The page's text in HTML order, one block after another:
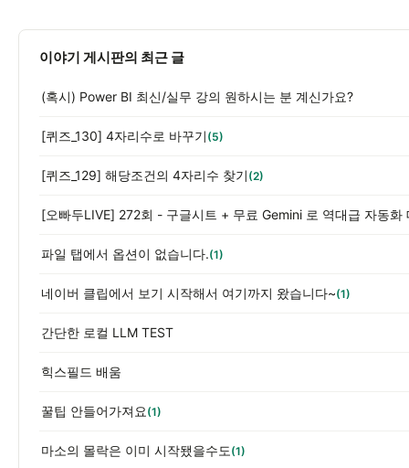
이야기 게시판의 최근 글
(혹시) Power BI 최신/실무 강의 원하시는 분 계신가요?
[퀴즈_130] 4자리수로 바꾸기 (5)
[퀴즈_129] 해당조건의 4자리수 찾기 (2)
파일 탭에서 옵션이 없습니다.(1)
네이버 클립에서 보기 시작해서 여기까지 왔습니다~(1)
간단한 로컬 LLM TEST
힉스필드 배움
꿀팁 안들어가져요 (1)
마소의 몰락은 이미 시작됐을수도 (1)